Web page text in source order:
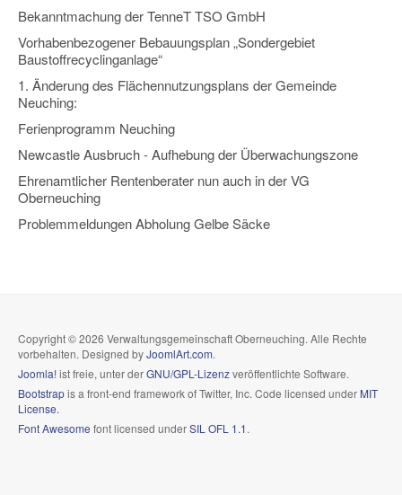
Bekanntmachung der TenneT TSO GmbH
Vorhabenbezogener Bebauungsplan „Sondergebiet
Baustoffrecyclinganlage“
1. Änderung des Flächennutzungsplans der Gemeinde
Neuching:
Ferienprogramm Neuching
Newcastle Ausbruch - Aufhebung der Überwachungszone
Ehrenamtlicher Rentenberater nun auch in der VG
Oberneuching
Problemmeldungen Abholung Gelbe Säcke
Copyright © 2026 Verwaltungsgemeinschaft Oberneuching. Alle Rechte
vorbehalten. Designed byJoomlArt.com.
Joomla!ist freie, unter derGNU/GPL-Lizenzveröffentlichte Software.
Bootstrapis a front-end framework of Twitter, Inc. Code licensed under MIT
License.
Font Awesome font licensed underSIL OFL 1.1.